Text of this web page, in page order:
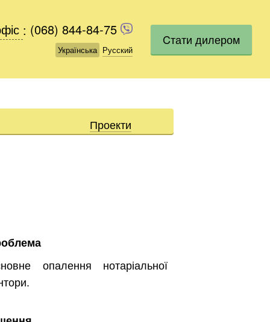
(068) 844-84-75
Українська Русский
: (068) 844-84-75
Українська Русский
Cтати дилером
Проекти
опалення нотаріальної